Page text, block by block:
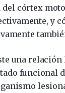
córtex
y
una
funcional